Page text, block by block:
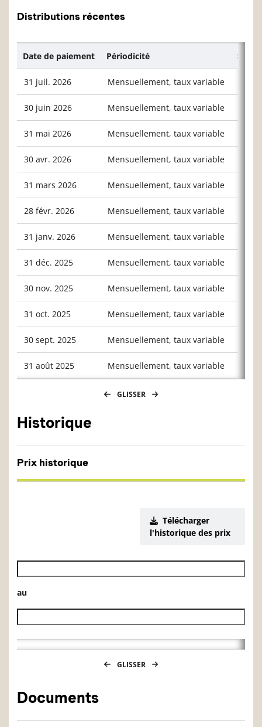
Distributions récentes
Date de paiement Périodicité $/
31 juil. 2026 Mensuellement, taux variable
30 juin 2026 Mensuellement, taux variable
31 mai 2026 Mensuellement, taux variable
30 avr. 2026 Mensuellement, taux variable
31 mars 2026 Mensuellement, taux variable
28 févr. 2026 Mensuellement, taux variable
31 janv. 2026 Mensuellement, taux variable
31 déc. 2025 Mensuellement, taux variable
30 nov. 2025 Mensuellement, taux variable
31 oct. 2025 Mensuellement, taux variable
30 sept. 2025 Mensuellement, taux variable
31 août 2025 Mensuellement, taux variable
GLISSER
Historique
Prix historique
Télécharger
l'historique des prix
Date de début de l’historique des VL
au
Date de fin de l’historique des VL
GLISSER
Documents